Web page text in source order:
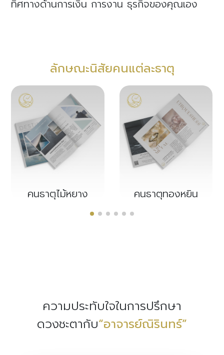
ทิศทางด้านการเงิน การงาน ธุรกิจของคุณเอง
ลักษณะนิสัยคนแต่ละธาตุ
คนธาตุไม้หยาง คนธาตุทองหยิน
ความประทับใจในการปรึกษา
ดวงชะตากับ“อาจารย์ณิรินทร์”